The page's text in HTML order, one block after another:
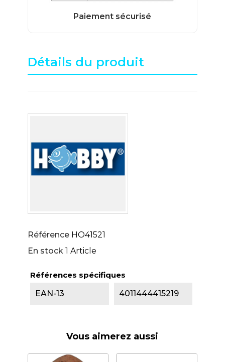
Détails du produit
Référence HO41521
En stock 1 Article
Références spécifiques
EAN-13
4011444415219
Vous aimerez aussi